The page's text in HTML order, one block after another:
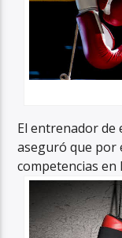
El entrenador de
aseguró que por
competencias en